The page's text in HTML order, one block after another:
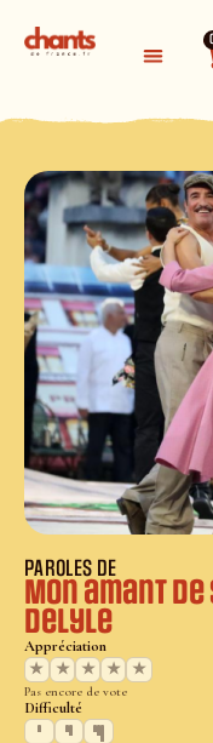
PAROLES DE
Mon amant
Delyle
Appréciation
★
★ ★ ★ ★
Pas encore de vote
Difficulté